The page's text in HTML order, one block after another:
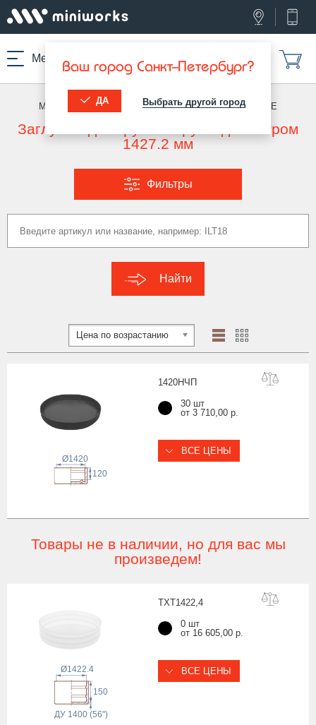
Меню Ваш город Санкт-Петербург?
ДА Выбрать другой город
МИНИВОРКС ПРО ЗАГЛУШКИ ДЛЯ ТРУБ /КРУГЛЫЕ
Заглушка для круглой трубы диаметром
1427.2 мм
Фильтры
Найти
Цена по возрастанию
1420Н ЧП
120
Ø1420
30 шт
от 3 710,00 р.
ВСЕ ЦЕНЫ
Товары не в наличии, но для вас мы
произведем!
TXT1422,4
150
ДУ 1400 (56")
Ø1422.4
0 шт
от 16 605,00 р.
ВСЕ ЦЕНЫ